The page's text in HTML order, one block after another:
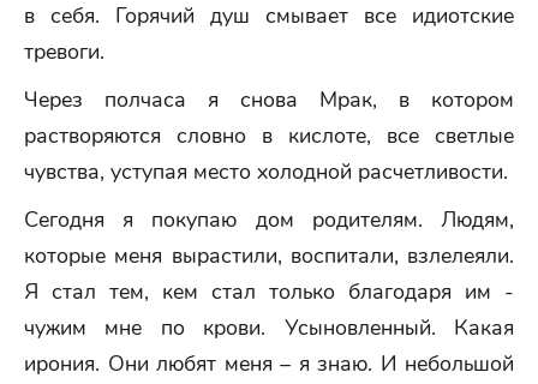
в себя. Горячий душ смывает все идиотские
тревоги.
Через полчаса я снова Мрак, в котором
растворяются словно в кислоте, все светлые
чувства, уступая место холодной расчетливости.
Сегодня я покупаю дом родителям. Людям,
которые меня вырастили, воспитали, взлелеяли.
Я стал тем, кем стал только благодаря им -
чужим мне по крови. Усыновленный. Какая
ирония. Они любят меня – я знаю. И небольшой